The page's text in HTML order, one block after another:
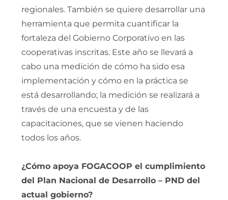
regionales. También se quiere desarrollar una
herramienta que permita cuantificar la
fortaleza del Gobierno Corporativo en las
cooperativas inscritas. Este año se llevará a
cabo una medición de cómo ha sido esa
implementación y cómo en la práctica se
está desarrollando; la medición se realizará a
través de una encuesta y de las
capacitaciones, que se vienen haciendo
todos los años.
¿Cómo apoya FOGACOOP el cumplimiento
del Plan Nacional de Desarrollo – PND del
actual gobierno?